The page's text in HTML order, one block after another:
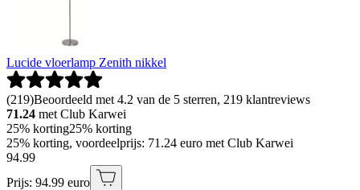
Lucide vloerlamp Zenith nikkel
(219)Beoordeeld met 4.2 van de 5 sterren, 219 klantreviews
71.24 met Club Karwei
25% korting25% korting
25% korting, voordeelprijs: 71.24 euro met Club Karwei
94.99
Prijs: 94.99 euro